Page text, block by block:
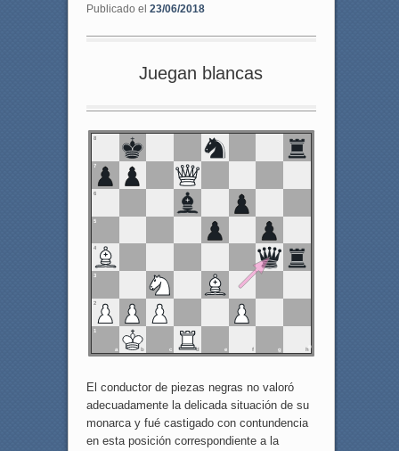
Publicado el 23/06/2018
Juegan blancas
8
7
6
5
4
3
2
1
a b c d e f g h
El conductor de piezas negras no valoró
adecuadamente la delicada situación de su
monarca y fué castigado con contundencia
en esta posición correspondiente a la